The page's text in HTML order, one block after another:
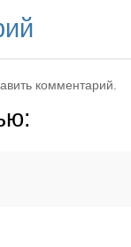
комментарий.